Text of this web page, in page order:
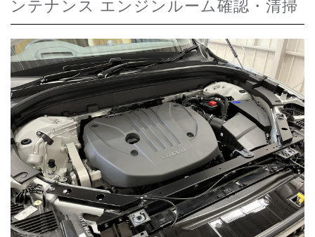
ンテナンス エンジンルーム確認・清掃